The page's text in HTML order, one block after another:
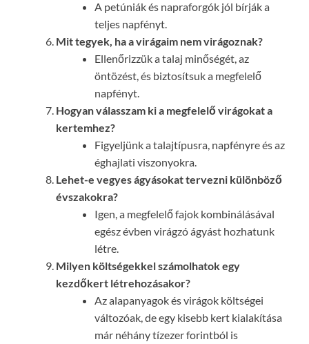
A petúniák és napraforgók jól bírják a
teljes napfényt.
Mit tegyek, ha a virágaim nem virágoznak?
Ellenőrizzük a talaj minőségét, az
öntözést, és biztosítsuk a megfelelő
napfényt.
Hogyan válasszam ki a megfelelő virágokat a
kertemhez?
Figyeljünk a talajtípusra, napfényre és az
éghajlati viszonyokra.
Lehet-e vegyes ágyásokat tervezni különböző
évszakokra?
Igen, a megfelelő fajok kombinálásával
egész évben virágzó ágyást hozhatunk
létre.
Milyen költségekkel számolhatok egy
kezdőkert létrehozásakor?
Az alapanyagok és virágok költségei
változóak, de egy kisebb kert kialakítása
már néhány tízezer forintból is